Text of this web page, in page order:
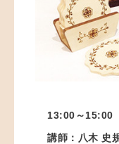
13:00～15:00
講師：八木 史